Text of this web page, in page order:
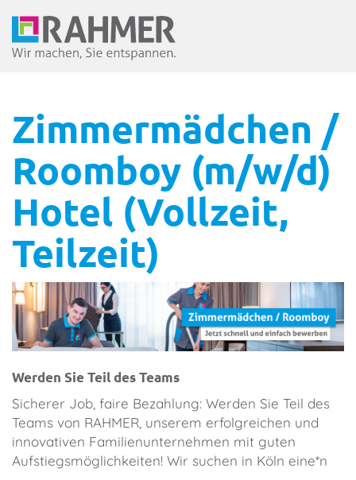
Zimmermädchen /
Roomboy (m/w/d)
Hotel (Vollzeit,
Teilzeit)
Werden Sie Teil des Teams
Sicherer Job, faire Bezahlung: Werden Sie Teil des
Teams von RAHMER, unserem erfolgreichen und
innovativen Familienunternehmen mit guten
Aufstiegsmöglichkeiten! Wir suchen in Köln eine*n